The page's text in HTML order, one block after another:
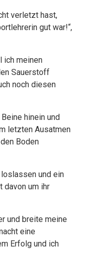
verletzt hast,
gut war!“,
ich meinen
Sauerstoff
noch diesen
hinein und
letzten Ausatmen
Boden
loslassen und ein
davon um ihr
und breite meine
eine
Erfolg und ich